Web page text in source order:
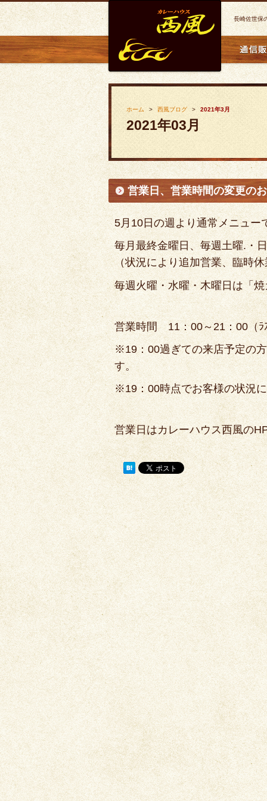
長崎佐世保
ホーム 西風ブログ 2021年3月
2021年03月
営業日、営業時間の変更の
5月10日の週より通常メニュー
毎月最終金曜日、毎週土曜.・
（状況により追加営業、臨時
毎週火曜・水曜・木曜日は「
営業時間 11：00～21：00（ﾗ
※19：00過ぎての来店予定の
す。
※19：00時点でお客様の状況
営業日はカレーハウス西風の